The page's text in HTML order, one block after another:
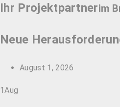
Ihr Projektpartnerim
Neue
August 1, 2026
1 Aug